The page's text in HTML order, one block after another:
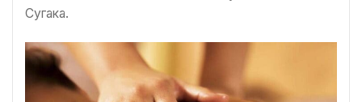
Сугака.